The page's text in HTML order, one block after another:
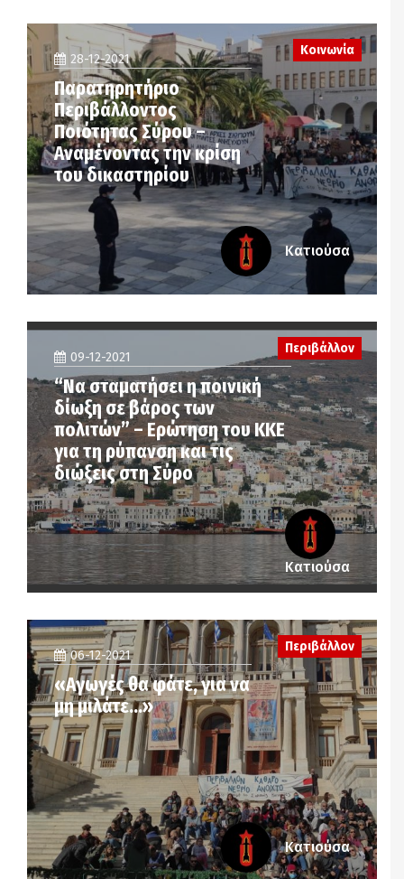
28-12-2021
Παρατηρητήριο
Περιβάλλοντος
Ποιότητας Σύρου –
Αναμένοντας την κρίση
του δικαστηρίου
Κοινωνία
Κατιούσα
Περιβάλλον
09-12-2021
“Να σταματήσει η ποινική
δίωξη σε βάρος των
πολιτών” – Ερώτηση του ΚΚΕ
για τη ρύπανση και τις
διώξεις στη Σύρο
Κατιούσα
06-12-2021
«Αγωγές θα φάτε, για να
μη μιλάτε…»
Περιβάλλον
Κατιούσα